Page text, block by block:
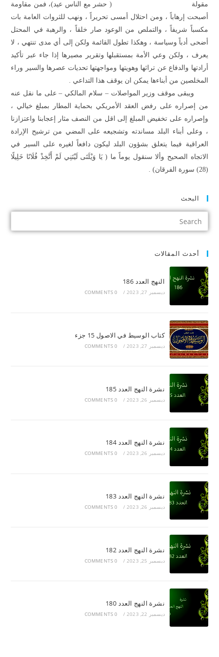
مقولة
) حشر مع الناس عيد(، فمن مقاومة
أصبحت إرهاباً ، ومن احتلال أمسى تحريراً ، ونهب للثروات العامة بات
مكسباً شريفاً ، والتملص من الوعود صار خلقاً ، والرهبة في المحتل
أضحى أدباً وسياسة ، وهكذا تطول القائمة ولكن إلى أي مدى تنتهي ، لا
يعرف ، ولكن وعي الأمة بمستقبلها وتقرير مصيرها إذا جاء عبر تأكيد
أرادتها والدفاع عن تراثها وهويتها ومواجهتها تحديات عصرها والسير وراء
المخلصين من أبناءها يمكن ان يوقف هذا التداعي .
ويبقى موقف وزير المواصلات – سلام المالكي – على ما نقل عنه
من إصراره على رفض العقد الأمريكي بحماية المطار بمبلغ خيالي ،
وإصراره على تخفيض المبلغ إلى اقل من النصف مثار إعجابنا واعتزازنا
، وعلى أبناء البلد مساندته وتشجيعه على المضي من ترشيح الإرادة
العراقية فيما يتعلق بشؤون البلد ليكون دافعاً لغيره على السير في
الاتجاه الصحيح وألا سنقول يوماً ما )يَا وَيْلَتَى لَيْتَنِي لَمْ أَتَّخِذْ فُلَانًا خَلِيلًا
(28) سورة الفرقان
(
.
البحث
أحدث المقالات
النهج العدد 186
ديسمبر 27, 2023 /
0 COMMENTS
كتاب الوسيط في الاصول 15 جزء
ديسمبر 27, 2023 /
0 COMMENTS
نشرة النهج العدد 185
ديسمبر 26, 2023 /
0 COMMENTS
نشرة النهج العدد 184
ديسمبر 26, 2023 /
0 COMMENTS
نشرة النهج العدد 183
ديسمبر 26, 2023 /
0 COMMENTS
نشرة النهج العدد 182
ديسمبر 25, 2023 /
0 COMMENTS
نشرة النهج العدد 180
ديسمبر 22, 2023 /
0 COMMENTS